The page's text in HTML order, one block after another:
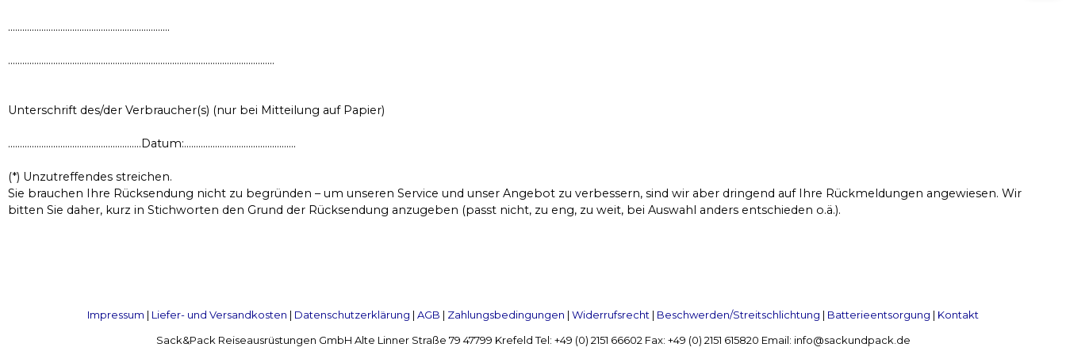
…………………………………………………………..
………………………………………………………………………………………………….
Unterschrift des/der Verbraucher(s) (nur bei Mitteilung auf Papier)
………………………………………………..Datum:………………………………………..
(*) Unzutreffendes streichen.
Sie brauchen Ihre Rücksendung nicht zu begründen – um unseren Service und unser Angebot zu verbessern, sind wir aber dringend auf Ihre Rückmeldungen angewiesen. Wir
bitten Sie daher, kurz in Stichworten den Grund der Rücksendung anzugeben (passt nicht, zu eng, zu weit, bei Auswahl anders entschieden o.ä.).
Impressum | Liefer- und Versandkosten | Datenschutzerklärung | AGB | Zahlungsbedingungen | Widerrufsrecht | Beschwerden/Streitschlichtung | Batterieentsorgung | Kontakt
Sack&Pack Reiseausrüstungen GmbH Alte Linner Straße 79 47799 Krefeld Tel: +49 (0) 2151 66602 Fax: +49 (0) 2151 615820 Email: info@sackundpack.de